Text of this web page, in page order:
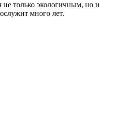
не только экологичным, но и
много лет.